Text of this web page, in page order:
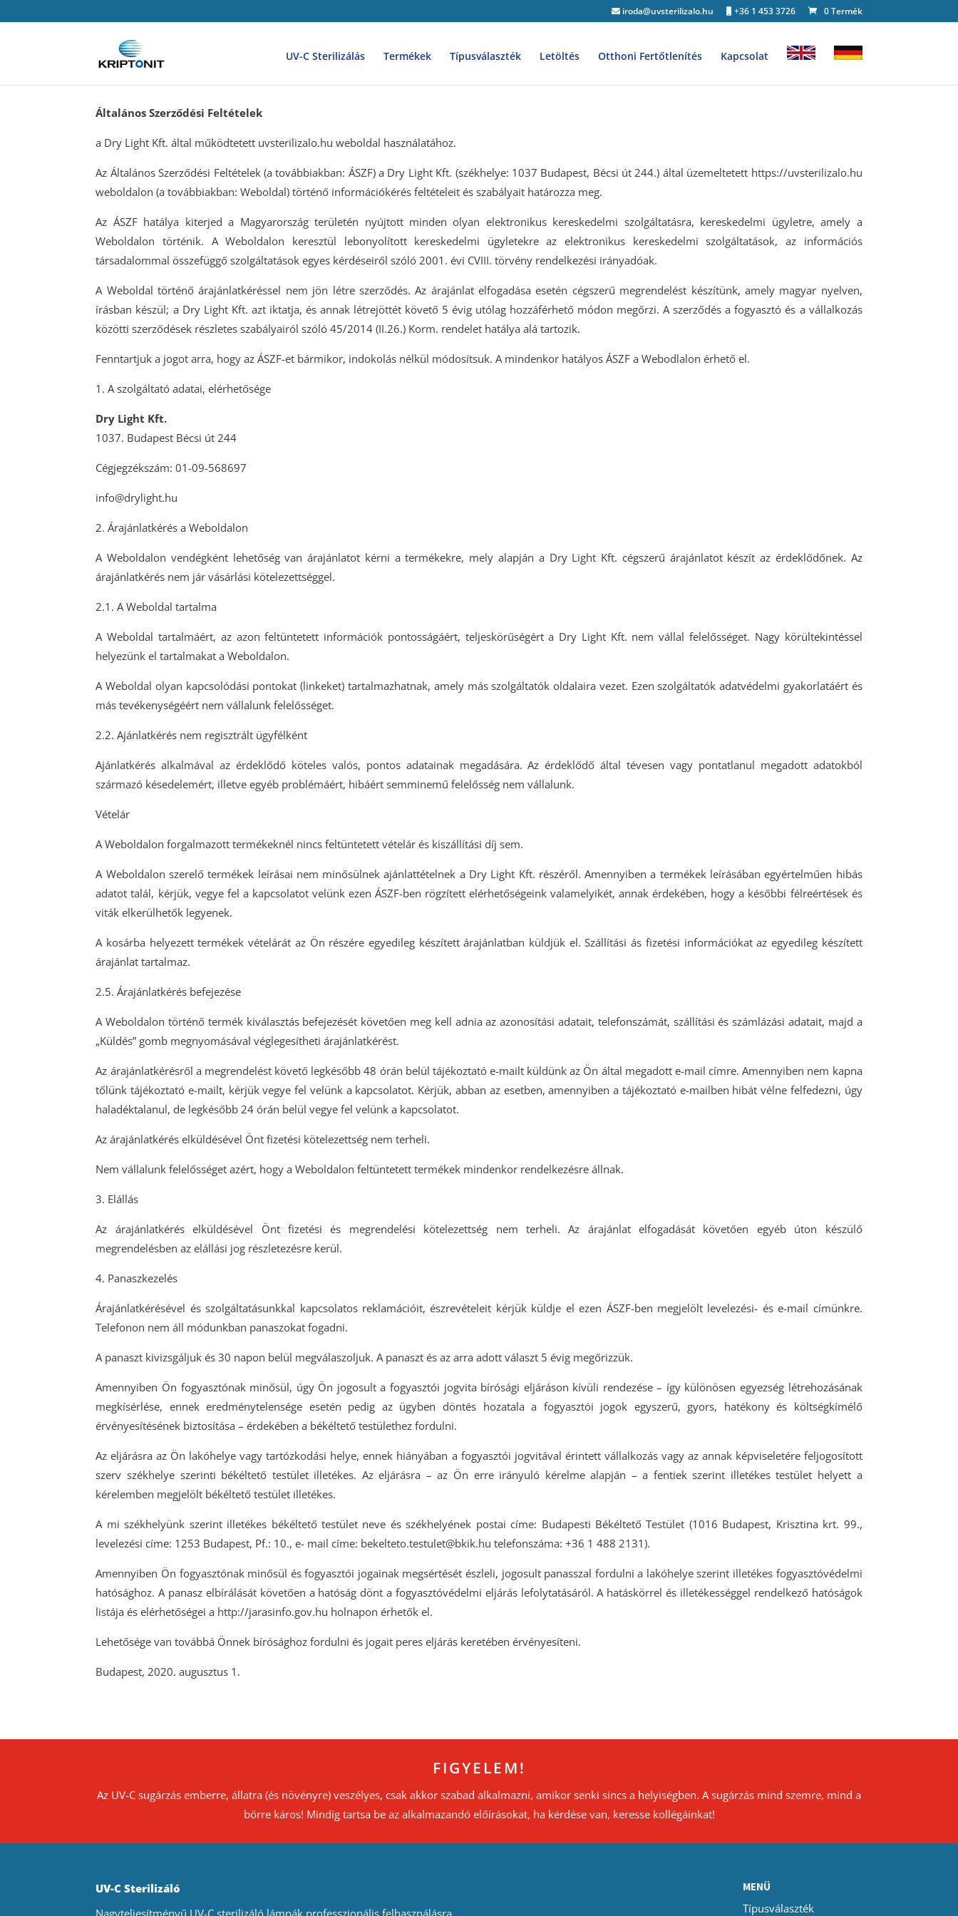
iroda@uvsterilizalo.hu +36 1 453 3726 0 Termék
UV-C Sterilizálás Termékek Típusválaszték Letöltés Otthoni Fertőtlenítés Kapcsolat
Általános Szerződési Feltételek
a Dry Light Kft. által működtetett uvsterilizalo.hu weboldal használatához.
Az Általános Szerződési Feltételek (a továbbiakban: ÁSZF) a Dry Light Kft. (székhelye: 1037 Budapest, Bécsi út 244.) által üzemeltetett https://uvsterilizalo.hu
weboldalon (a továbbiakban: Weboldal) történő információkérés feltételeit és szabályait határozza meg.
Az ÁSZF hatálya kiterjed a Magyarország területén nyújtott minden olyan elektronikus kereskedelmi szolgáltatásra, kereskedelmi ügyletre, amely a
Weboldalon történik. A Weboldalon keresztül lebonyolított kereskedelmi ügyletekre az elektronikus kereskedelmi szolgáltatások, az információs
társadalommal összefüggő szolgáltatások egyes kérdéseiről szóló 2001. évi CVIII. törvény rendelkezési irányadóak.
A Weboldal történő árajánlatkéréssel nem jön létre szerződés. Az árajánlat elfogadása esetén cégszerű megrendelést készítünk, amely magyar nyelven,
írásban készül; a Dry Light Kft. azt iktatja, és annak létrejöttét követő 5 évig utólag hozzáférhető módon megőrzi. A szerződés a fogyasztó és a vállalkozás
közötti szerződések részletes szabályairól szóló 45/2014 (II.26.) Korm. rendelet hatálya alá tartozik.
Fenntartjuk a jogot arra, hogy az ÁSZF-et bármikor, indokolás nélkül módosítsuk. A mindenkor hatályos ÁSZF a Webodlalon érhető el.
1. A szolgáltató adatai, elérhetősége
Dry Light Kft.
1037. Budapest Bécsi út 244
Cégjegzékszám: 01-09-568697
info@drylight.hu
2. Árajánlatkérés a Weboldalon
A Weboldalon vendégként lehetőség van árajánlatot kérni a termékekre, mely alapján a Dry Light Kft. cégszerű árajánlatot készít az érdeklődőnek. Az
árajánlatkérés nem jár vásárlási kötelezettséggel.
2.1. A Weboldal tartalma
A Weboldal tartalmáért, az azon feltüntetett információk pontosságáért, teljeskörűségért a Dry Light Kft. nem vállal felelősséget. Nagy körültekintéssel
helyezünk el tartalmakat a Weboldalon.
A Weboldal olyan kapcsolódási pontokat (linkeket) tartalmazhatnak, amely más szolgáltatók oldalaira vezet. Ezen szolgáltatók adatvédelmi gyakorlatáért és
más tevékenységéért nem vállalunk felelősséget.
2.2. Ajánlatkérés nem regisztrált ügyfélként
Ajánlatkérés alkalmával az érdeklődő köteles valós, pontos adatainak megadására. Az érdeklődő által tévesen vagy pontatlanul megadott adatokból
származó késedelemért, illetve egyéb problémáért, hibáért semminemű felelősség nem vállalunk.
Vételár
A Weboldalon forgalmazott termékeknél nincs feltüntetett vételár és kiszállítási díj sem.
A Weboldalon szerelő termékek leírásai nem minősülnek ajánlattételnek a Dry Light Kft. részéről. Amennyiben a termékek leírásában egyértelműen hibás
adatot talál, kérjük, vegye fel a kapcsolatot velünk ezen ÁSZF-ben rögzített elérhetőségeink valamelyikét, annak érdekében, hogy a későbbi félreértések és
viták elkerülhetők legyenek.
A kosárba helyezett termékek vételárát az Ön részére egyedileg készített árajánlatban küldjük el. Szállítási ás fizetési információkat az egyedileg készített
árajánlat tartalmaz.
2.5. Árajánlatkérés befejezése
A Weboldalon történő termék kiválasztás befejezését követően meg kell adnia az azonosítási adatait, telefonszámát, szállítási és számlázási adatait, majd a
„Küldés” gomb megnyomásával véglegesítheti árajánlatkérést.
Az árajánlatkérésről a megrendelést követő legkésőbb 48 órán belül tájékoztató e-mailt küldünk az Ön által megadott e-mail címre. Amennyiben nem kapna
tőlünk tájékoztató e-mailt, kérjük vegye fel velünk a kapcsolatot. Kérjük, abban az esetben, amennyiben a tájékoztató e-mailben hibát vélne felfedezni, úgy
haladéktalanul, de legkésőbb 24 órán belül vegye fel velünk a kapcsolatot.
Az árajánlatkérés elküldésével Önt fizetési kötelezettség nem terheli.
Nem vállalunk felelősséget azért, hogy a Weboldalon feltüntetett termékek mindenkor rendelkezésre állnak.
3. Elállás
Az árajánlatkérés elküldésével Önt fizetési és megrendelési kötelezettség nem terheli. Az árajánlat elfogadását követően egyéb úton készülő
megrendelésben az elállási jog részletezésre kerül.
4. Panaszkezelés
Árajánlatkérésével és szolgáltatásunkkal kapcsolatos reklamációit, észrevételeit kérjük küldje el ezen ÁSZF-ben megjelölt levelezési- és e-mail címünkre.
Telefonon nem áll módunkban panaszokat fogadni.
A panaszt kivizsgáljuk és 30 napon belül megválaszoljuk. A panaszt és az arra adott választ 5 évig megőrizzük.
Amennyiben Ön fogyasztónak minősül, úgy Ön jogosult a fogyasztói jogvita bírósági eljáráson kívüli rendezése – így különösen egyezség létrehozásának
megkísérlése, ennek eredménytelensége esetén pedig az ügyben döntés hozatala a fogyasztói jogok egyszerű, gyors, hatékony és költségkímélő
érvényesítésének biztosítása – érdekében a békéltető testülethez fordulni.
Az eljárásra az Ön lakóhelye vagy tartózkodási helye, ennek hiányában a fogyasztói jogvitával érintett vállalkozás vagy az annak képviseletére feljogosított
szerv székhelye szerinti békéltető testület illetékes. Az eljárásra – az Ön erre irányuló kérelme alapján – a fentiek szerint illetékes testület helyett a
kérelemben megjelölt békéltető testület illetékes.
A mi székhelyünk szerint illetékes békéltető testület neve és székhelyének postai címe: Budapesti Békéltető Testület (1016 Budapest, Krisztina krt. 99.,
levelezési címe: 1253 Budapest, Pf.: 10., e- mail címe: bekelteto.testulet@bkik.hu telefonszáma: +36 1 488 2131).
Amennyiben Ön fogyasztónak minősül és fogyasztói jogainak megsértését észleli, jogosult panasszal fordulni a lakóhelye szerint illetékes fogyasztóvédelmi
hatósághoz. A panasz elbírálását követően a hatóság dönt a fogyasztóvédelmi eljárás lefolytatásáról. A hatáskörrel és illetékességgel rendelkező hatóságok
listája és elérhetőségei a http://jarasinfo.gov.hu holnapon érhetők el.
Lehetősége van továbbá Önnek bírósághoz fordulni és jogait peres eljárás keretében érvényesíteni.
Budapest, 2020. augusztus 1.
FIGYELEM!
Az UV-C sugárzás emberre, állatra (és növényre) veszélyes, csak akkor szabad alkalmazni, amikor senki sincs a helyiségben. A sugárzás mind szemre, mind a
bőrre káros! Mindíg tartsa be az alkalmazandó előírásokat, ha kérdése van, keresse kollégáinkat!
UV-C Sterilizáló
MENÜ
Típusválaszték